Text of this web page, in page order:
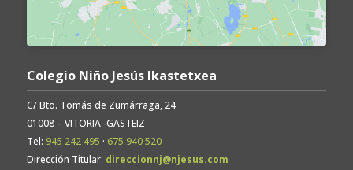
Colegio Niño Jesús Ikastetxea
C/ Bto. Tomás de Zumárraga, 24
01008 – VITORIA -GASTEIZ
Tel: 945 242 495 · 675 940 520
Dirección Titular: direccionnj@njesus.com